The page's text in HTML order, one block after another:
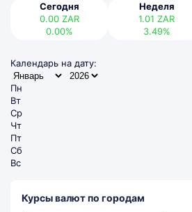
Сегодня
0.00 ZAR
0.00%
Неделя
1.01 ZAR
3.49%
Календарь на дату:
Пн
Вт
Ср
Чт
Пт
Сб
Вс
Курсы валют по городам